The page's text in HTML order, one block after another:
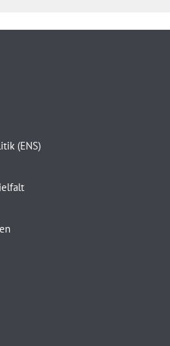
(ENS)